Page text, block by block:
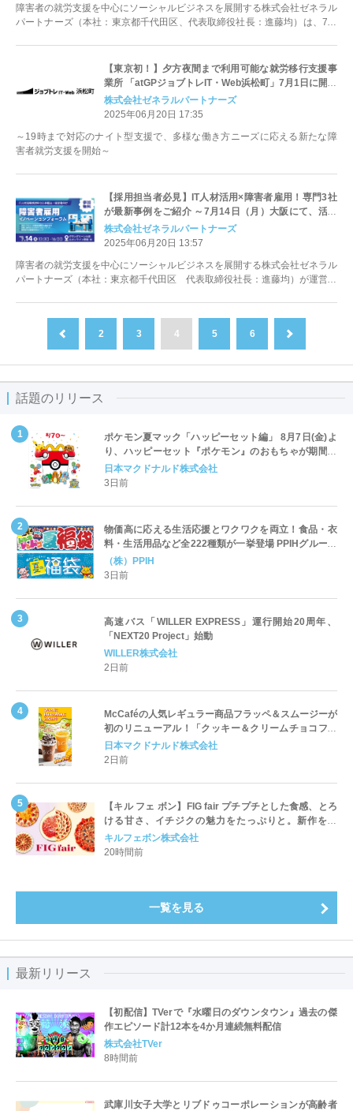
障害者の就労支援を中心にソーシャルビジネスを展開する株式会社ゼネラル
パートナーズ（本社：東京都千代田区、代表取締役社長：進藤均）は、7月
【東京初！】夕方夜間まで利用可能な就労移行支援事
業所 「atGPジョブトレIT・Web浜松町」7月1日に開所
株式会社ゼネラルパートナーズ
2025年06月20日 17:35
～19時まで対応のナイト型支援で、多様な働き方ニーズに応える新たな障
害者就労支援を開始～
【採用担当者必見】IT人材活用×障害者雇用！専門3社
が最新事例をご紹介 ～7月14日（月）大阪にて、活躍
の第一歩を「知る」フォーラム開催！～
株式会社ゼネラルパートナーズ
2025年06月20日 13:57
障害者の就労支援を中心にソーシャルビジネスを展開する株式会社ゼネラル
パートナーズ（本社：東京都千代田区 代表取締役社長：進藤均）が運営す
2 3 4 5 6
話題のリリース
ポケモン夏マック「ハッピーセット編」 8月7日(金)よ
り、ハッピーセット『ポケモン』のおもちゃが期間限
定登場
日本マクドナルド株式会社
3日前
物価高に応える生活応援とワクワクを両立！食品・衣
料・生活用品など全222種類が一挙登場 PPIHグループ
「夏福袋」＆セール 8月6日(木)より順次スタート
（株）PPIH
3日前
高速バス「WILLER EXPRESS」運行開始20周年、
「NEXT20 Project」始動
WILLER株式会社
2日前
McCaféの人気レギュラー商品フラッペ＆スムージーが
初のリニューアル！「クッキー＆クリームチョコフラ
ッペ」「マンゴースムージー」8月5日（水）から販売
開始
日本マクドナルド株式会社
2日前
【キル フェ ボン】FIG fair プチプチとした食感、とろ
ける甘さ、イチジクの魅力をたっぷりと。新作を含
め、イチジク尽くしの全4種が登場8月20日（木）スタ
ート
キルフェボン株式会社
20時間前
一覧を見る
最新リリース
【初配信】TVerで『水曜日のダウンタウン』過去の傑
作エピソード計12本を4か月連続無料配信
株式会社TVer
8時間前
武庫川女子大学とリブドゥコーポレーションが高齢者